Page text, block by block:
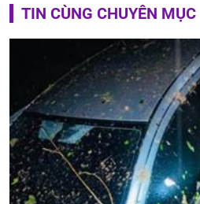
TIN CÙNG CHUYÊN MỤC